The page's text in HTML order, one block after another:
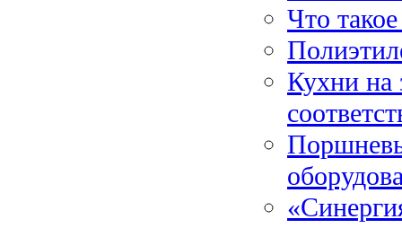
Что
Кухни на